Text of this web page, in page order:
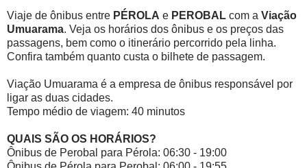
Viaje de ônibus entre PÉROLA e PEROBAL com a Viação
Umuarama. Veja os horários dos ônibus e os preços das
passagens, bem como o itinerário percorrido pela linha.
Confira também quanto custa o bilhete de passagem.
Viação Umuarama é a empresa de ônibus responsável por
ligar as duas cidades.
Tempo médio de viagem: 40 minutos
QUAIS SÃO OS HORÁRIOS?
Ônibus de Perobal para Pérola: 06:30 - 19:00